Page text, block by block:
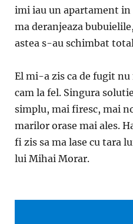
imi iau un apartament in
ma deranjeaza
astea s-au schimbat
El mi-a zis ca de fugit
cam la fel. Singura
simplu, mai firesc, mai
marilor orase mai ales.
fi zis sa ma lase cu tara
lui Mihai Morar.